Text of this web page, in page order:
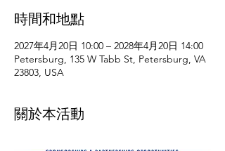
時間和地點
2027年4月20日 10:00 – 2028年4月20日 14:00
Petersburg, 135 W Tabb St, Petersburg, VA
23803, USA
關於本活動